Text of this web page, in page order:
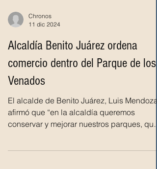
Chronos
11 dic 2024
Alcaldía Benito Juárez ordena
comercio dentro del Parque de los
Venados
El alcalde de Benito Juárez, Luis Mendoza,
afirmó que “en la alcaldía queremos
conservar y mejorar nuestros parques, que